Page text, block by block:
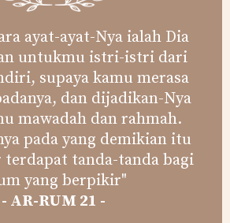
ayat-ayat-Nya ialah Dia
untukmu istri-istri dari
supaya kamu merasa
dan dijadikan-Nya
mawadah dan rahmah.
pada yang demikian itu
terdapat tanda-tanda bagi
yang berpikir"
- AR-RUM 21 -